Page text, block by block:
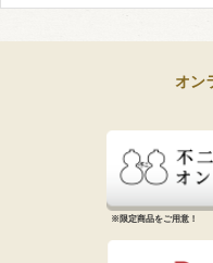
オン
※限定商品をご用意！